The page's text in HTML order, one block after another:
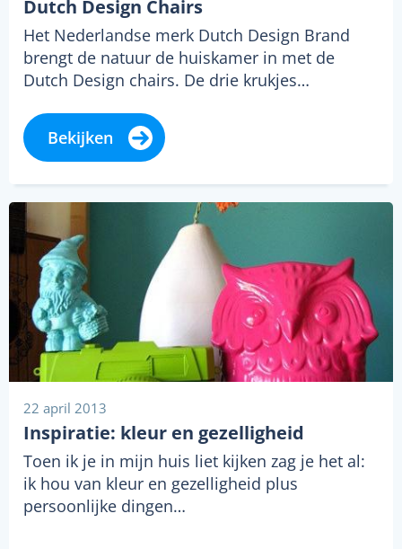
Dutch Design Chairs
Het Nederlandse merk Dutch Design Brand
brengt de natuur de huiskamer in met de
Dutch Design chairs. De drie krukjes…
Bekijken
22 april 2013
Inspiratie: kleur en gezelligheid
Toen ik je in mijn huis liet kijken zag je het al:
ik hou van kleur en gezelligheid plus
persoonlijke dingen…